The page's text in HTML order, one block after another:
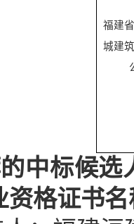
福建
城建
中标候
资格证书